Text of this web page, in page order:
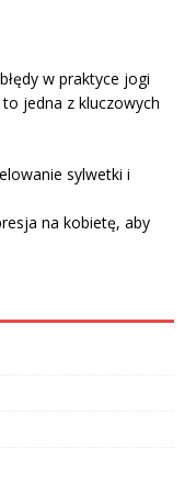
w praktyce jogi
jedna z kluczowych
sylwetki i
na kobietę, aby